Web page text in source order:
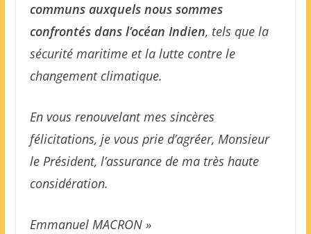
communs auxquels nous sommes
confrontés dans l’océan Indien, tels que la
sécurité maritime et la lutte contre le
changement climatique.
En vous renouvelant mes sincères
félicitations, je vous prie d’agréer, Monsieur
le Président, l’assurance de ma très haute
considération.
Emmanuel MACRON »